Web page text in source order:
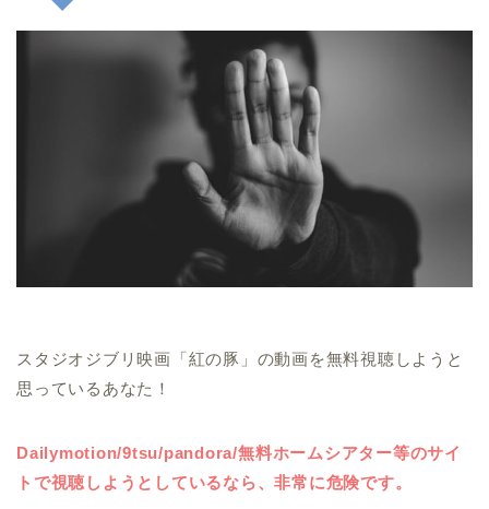
スタジオジブリ映画「紅の豚」の動画を無料視聴しようと
思っているあなた！
Dailymotion/9tsu/pandora/無料ホームシアター等のサイ
トで視聴しようとしているなら、非常に危険です。